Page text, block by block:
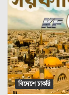
বিদেশে চাকরি